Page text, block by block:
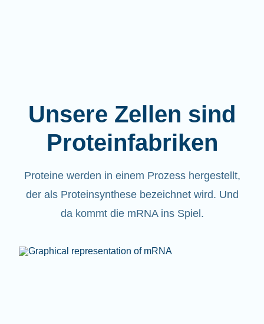
Unsere Zellen sind
Proteinfabriken
Proteine werden in einem Prozess hergestellt,
der als Proteinsynthese bezeichnet wird. Und
da kommt die mRNA ins Spiel.